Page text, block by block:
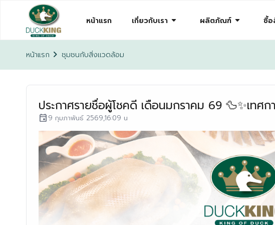
หน้าแรก เกี่ยวกับเรา arrow_drop_down ผลิตภัณฑ์ arrow_drop_down ซื้อ
หน้าแรก chevron_right ชุมชนกับสิ่งเเวดล้อม
ประกาศรายชื่อผู้โชคดี เดือนมกราคม 69 🦆✨เท
event 9 กุมภาพันธ์ 2569,16:09 น